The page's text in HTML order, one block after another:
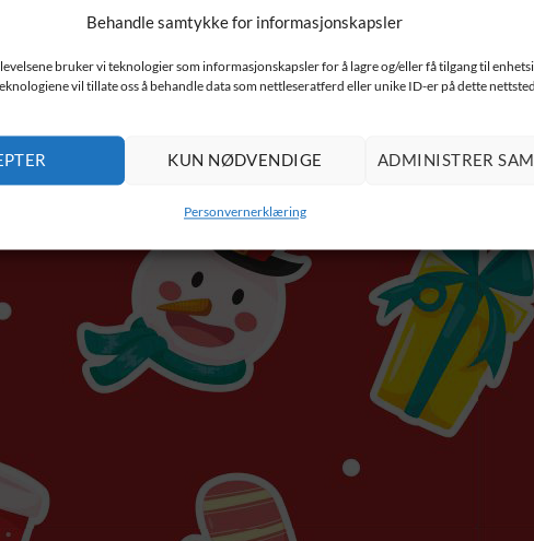
Behandle samtykke for informasjonskapsler
bruker vi teknologier som informasjonskapsler for å lagre og/eller få tilgang til
vil tillate oss å behandle data som nettleseratferd eller unike ID-er på dette
KUN NØDVENDIGE ADMINISTRER
Personvernerklæring
STØRRELSER
Copyright 2026 © Tee.no // Utviklet av:ZOCIAL - digital markedsføring